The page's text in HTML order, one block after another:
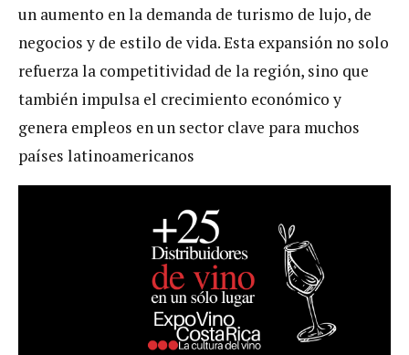
un aumento en la demanda de turismo de lujo, de
negocios y de estilo de vida. Esta expansión no solo
refuerza la competitividad de la región, sino que
también impulsa el crecimiento económico y
genera empleos en un sector clave para muchos
países latinoamericanos